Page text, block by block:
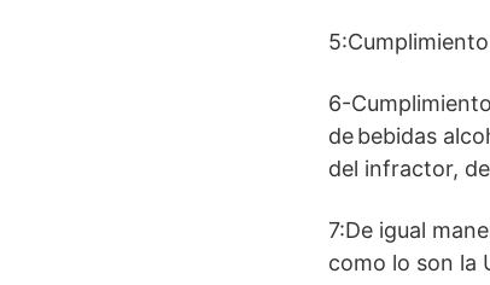
6-
de bebidas
del infractor,
7:De igual
como lo son la